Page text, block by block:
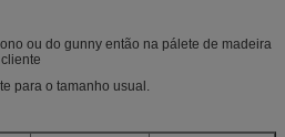
ou do gunny então na pálete de madeira
para o tamanho usual.